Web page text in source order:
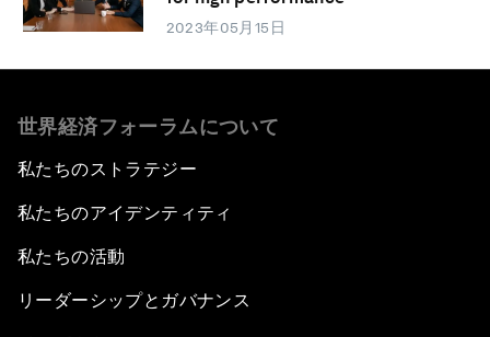
2023年05月15日
世界経済フォーラムについて
私たちのストラテジー
私たちのアイデンティティ
私たちの活動
リーダーシップとガバナンス